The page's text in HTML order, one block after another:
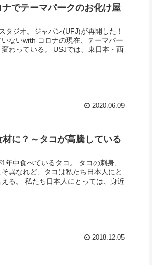
でテーマパークのお化け屋
タジオ。ジャパン(UFJ)が再開した！
ないwith コロナの現在、テーマパー
わっている。 USJでは、東日本・西
2020.06.09
に？～タコが高騰している
年中食べているタコ。 タコの刺身、
異なれど、タコは私たち日本人にと
る。 私たち日本人にとっては、身近
2018.12.05